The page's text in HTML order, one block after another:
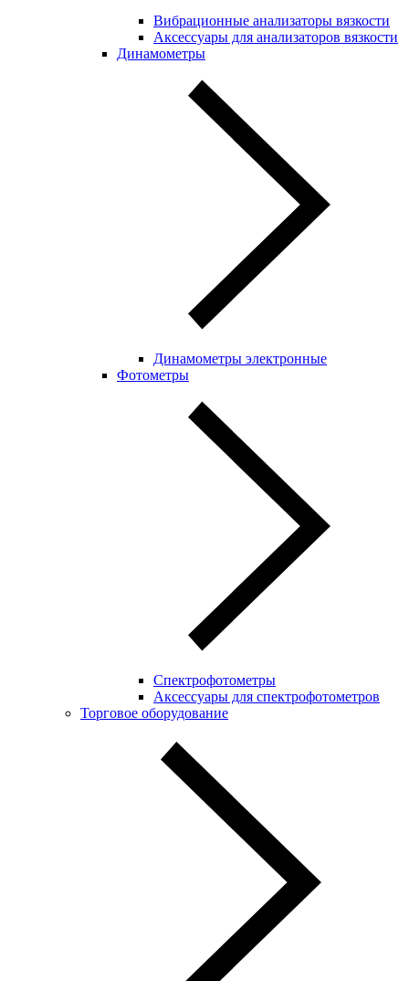
Вибрационные анализаторы вязкости
Аксессуары для анализаторов вязкости
Динамометры
Динамометры электронные
Фотометры
Спектрофотометры
Аксессуары для спектрофотометров
Торговое оборудование